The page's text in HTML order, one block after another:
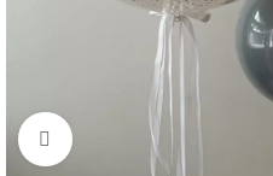
Нажмите, чтобы увеличить